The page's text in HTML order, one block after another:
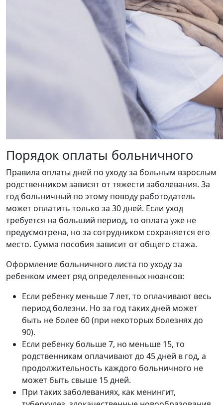
Порядок оплаты больничного
Правила оплаты дней по уходу за больным взрослым
родственником зависят от тяжести заболевания. За
год больничный по этому поводу работодатель
может оплатить только за 30 дней. Если уход
требуется на больший период, то оплата уже не
предусмотрена, но за сотрудником сохраняется его
место. Сумма пособия зависит от общего стажа.
Оформление больничного листа по уходу за
ребенком имеет ряд определенных нюансов:
Если ребенку меньше 7 лет, то оплачивают весь
период болезни. Но за год таких дней может
быть не более 60 (при некоторых болезнях до
90).
Если ребенку больше 7, но меньше 15, то
родственникам оплачивают до 45 дней в год, а
продолжительность каждого больничного не
может быть свыше 15 дней.
При таких заболеваниях, как менингит,